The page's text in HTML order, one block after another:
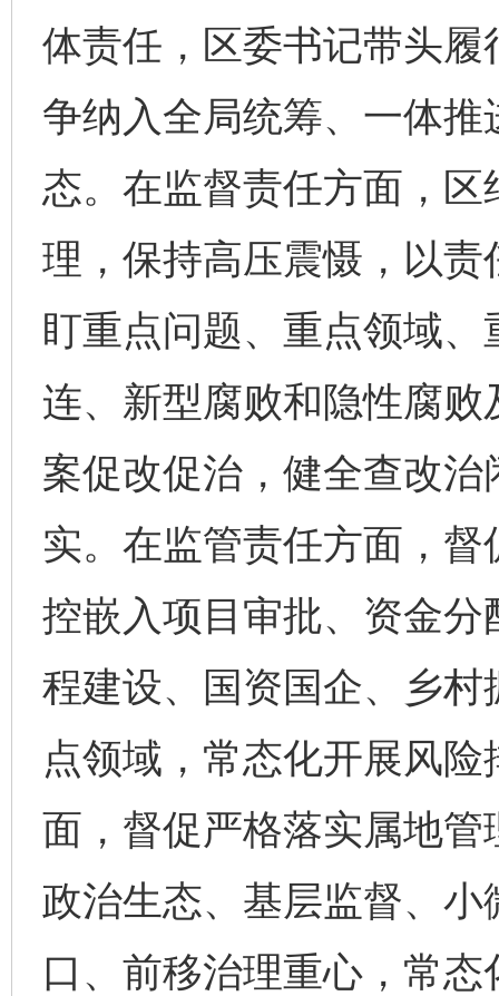
体责任，区委书记带头
争纳入全局统筹、一体
态。在监督责任方面，
理，保持高压震慑，以
盯重点问题、重点领域
连、新型腐败和隐性腐
案促改促治，健全查改
实。在监管责任方面，
控嵌入项目审批、资金
程建设、国资国企、乡
点领域，常态化开展风
面，督促严格落实属地
政治生态、基层监督、
口、前移治理重心，常